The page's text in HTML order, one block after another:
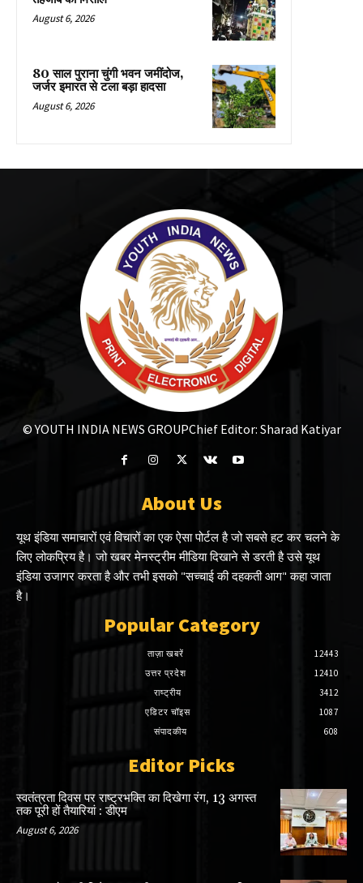
August 6, 2026
80 साल पुराना चुंगी भवन जमींदोज,
जर्जर इमारत से टला बड़ा हादसा
August 6, 2026
© YOUTH INDIA NEWS GROUPChief Editor: Sharad Katiyar
About Us
यूथ इंडिया समाचारों एवं विचारों का एक ऐसा पोर्टल है जो सबसे हट कर चलने के
लिए लोकप्रिय है। जो खबर मेनस्ट्रीम मीडिया दिखाने से डरती है उसे यूथ
इंडिया उजागर करता है और तभी इसको "सच्चाई की दहकती आग" कहा जाता
है।
Popular Category
ताज़ा खबरें
12443
उत्तर प्रदेश
12410
राष्ट्रीय
3412
एडिटर चॉइस
1087
संपादकीय
608
Editor Picks
स्वतंत्रता दिवस पर राष्ट्रभक्ति का दिखेगा रंग, 13 अगस्त
तक पूरी हों तैयारियां : डीएम
August 6, 2026